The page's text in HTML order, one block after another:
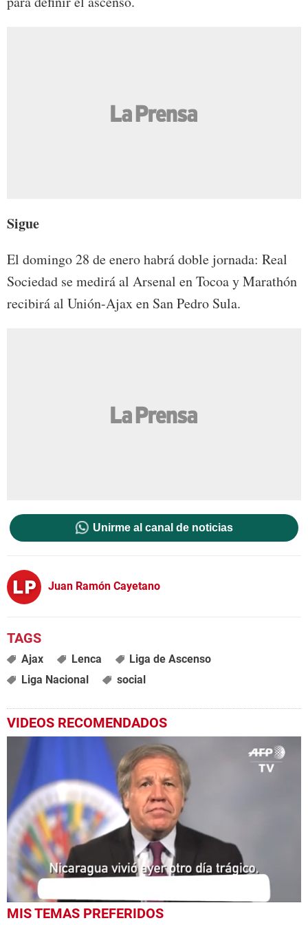
Sigue
El domingo 28 de enero habrá doble jornada: Real
Sociedad se medirá al Arsenal en Tocoa y Marathón
recibirá al Unión-Ajax en San Pedro Sula.
Unirme al canal de noticias
Juan Ramón Cayetano
Ajax Lenca
Liga de Ascenso
Liga Nacional
social
VIDEOS RECOMENDADOS
0
seconds
MIS TEMAS PREFERIDOS